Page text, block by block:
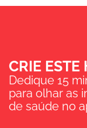
CRIE ESTE
Dedique 15
para olhar as
de saúde no